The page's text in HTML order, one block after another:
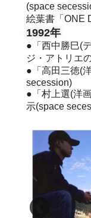
(space
絵葉書「ONE
1992年
●「西中勝巳(
ジ・アトリエ
●「高田三徳(
secession)
●「村上選(洋
示(space